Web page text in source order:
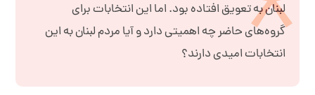
لبنان به تعویق افتاده بود. اما این انتخابات برای
گروه‌های حاضر چه اهمیتی دارد و آیا مردم لبنان به این
انتخابات امیدی دارند؟